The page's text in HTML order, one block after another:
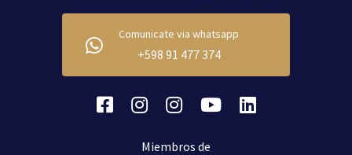
Comunicate via whatsapp
+598 91 477 374
Miembros de